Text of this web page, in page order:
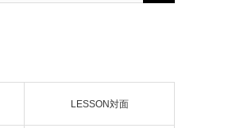
LESSON対面